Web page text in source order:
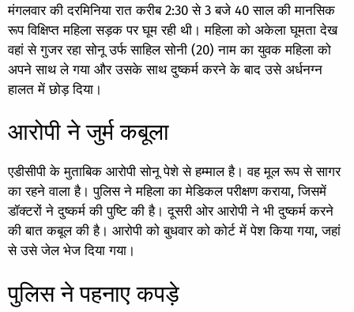
मंगलवार की दरमिनिया रात करीब 2:30 से 3 बजे 40 साल की मानसिक
रूप विक्षिप्त महिला सड़क पर घूम रही थी। महिला को अकेला घूमता देख
वहां से गुजर रहा सोनू उर्फ साहिल सोनी (20) नाम का युवक महिला को
अपने साथ ले गया और उसके साथ दुष्कर्म करने के बाद उसे अर्धनग्न
हालत में छोड़ दिया।
आरोपी ने जुर्म कबूला
एडीसीपी के मुताबिक आरोपी सोनू पेशे से हम्माल है। वह मूल रूप से सागर
का रहने वाला है। पुलिस ने महिला का मेडिकल परीक्षण कराया, जिसमें
डॉक्टरों ने दुष्कर्म की पुष्टि की है। दूसरी ओर आरोपी ने भी दुष्कर्म करने
की बात कबूल की है। आरोपी को बुधवार को कोर्ट में पेश किया गया, जहां
से उसे जेल भेज दिया गया।
पुलिस ने पहनाए कपड़े